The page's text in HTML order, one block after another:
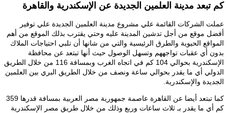
كم تبعد مدينة العلمين الجديدة عن الإسكندرية والقاهرة
عملت الشركات القائمة علي مشروع مدينة العلمين الجديدة علي توفير
أفضل موقع من أجل تدشين المدينة عليه وحتي يقترب بذلك الموقع من أهم
المواقع الحيوية والطرق الرئيسية والتي من شانها أن تلبي احتياجات الملاك
بدون أي عقبات تواجههم وتسهل الوصول حيث أنها تبتعد عن محافظة
الإسكندرية بحوالي 104 كم في اتجاه الغرب وبمسافة 116 من خلال الطريق
الدولي أي ما يقدر بحوالي ساعة ونصف من خلال الطريق البري بين العلمين
الجديدة والإسكندرية.
كما تبتعد أيضا عن القاهرة عاصمة جمهورية مصر العربية بمسافة قدرها 359
كم أي ما يقدر بـ ثلاث ساعات وربع وذلك من خلال طريق مصر الإسكندرية